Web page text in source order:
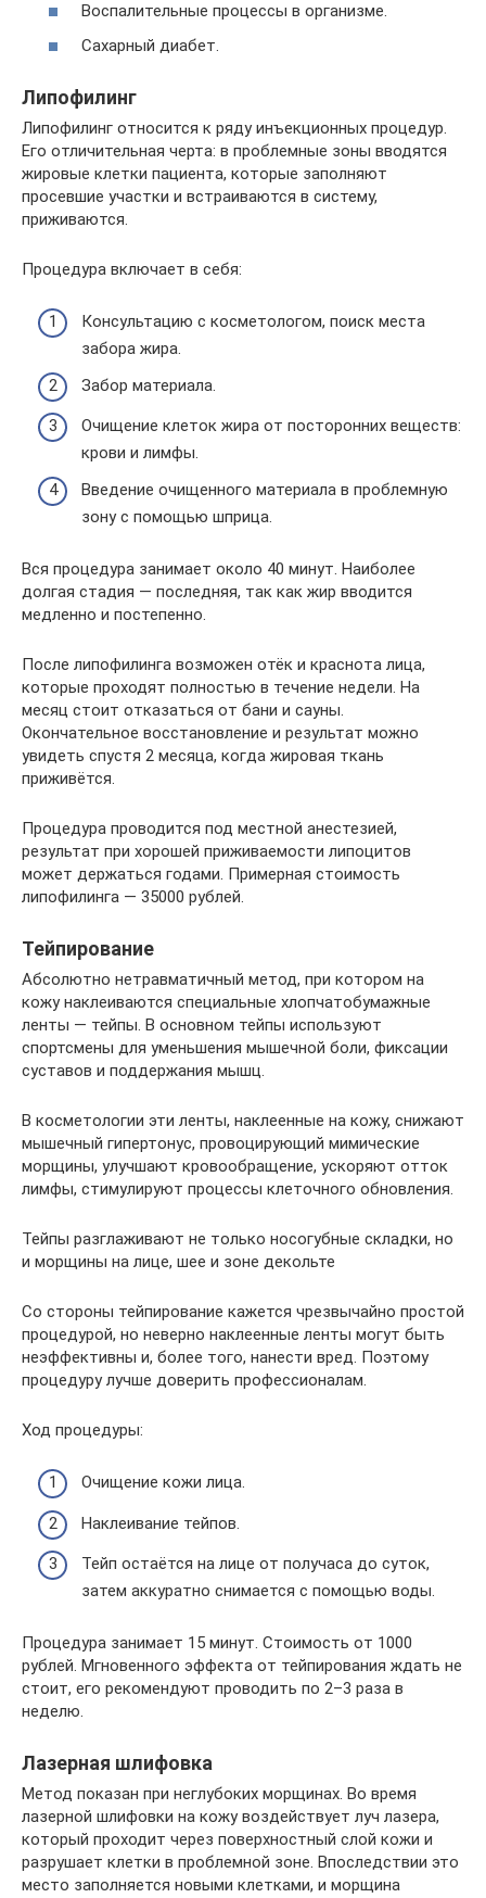
Воспалительные процессы в организме.
Сахарный диабет.
Липофилинг
Липофилинг относится к ряду инъекционных процедур.
Его отличительная черта: в проблемные зоны вводятся
жировые клетки пациента, которые заполняют
просевшие участки и встраиваются в систему,
приживаются.
Процедура включает в себя:
Консультацию с косметологом, поиск места
забора жира.
Забор материала.
Очищение клеток жира от посторонних веществ:
крови и лимфы.
Введение очищенного материала в проблемную
зону с помощью шприца.
Вся процедура занимает около 40 минут. Наиболее
долгая стадия — последняя, так как жир вводится
медленно и постепенно.
После липофилинга возможен отёк и краснота лица,
которые проходят полностью в течение недели. На
месяц стоит отказаться от бани и сауны.
Окончательное восстановление и результат можно
увидеть спустя 2 месяца, когда жировая ткань
приживётся.
Процедура проводится под местной анестезией,
результат при хорошей приживаемости липоцитов
может держаться годами. Примерная стоимость
липофилинга — 35000 рублей.
Тейпирование
Абсолютно нетравматичный метод, при котором на
кожу наклеиваются специальные хлопчатобумажные
ленты — тейпы. В основном тейпы используют
спортсмены для уменьшения мышечной боли, фиксации
суставов и поддержания мышц.
В косметологии эти ленты, наклеенные на кожу, снижают
мышечный гипертонус, провоцирующий мимические
морщины, улучшают кровообращение, ускоряют отток
лимфы, стимулируют процессы клеточного обновления.
Тейпы разглаживают не только носогубные складки, но
и морщины на лице, шее и зоне декольте
Со стороны тейпирование кажется чрезвычайно простой
процедурой, но неверно наклеенные ленты могут быть
неэффективны и, более того, нанести вред. Поэтому
процедуру лучше доверить профессионалам.
Ход процедуры:
Очищение кожи лица.
Наклеивание тейпов.
Тейп остаётся на лице от получаса до суток,
затем аккуратно снимается с помощью воды.
Процедура занимает 15 минут. Стоимость от 1000
рублей. Мгновенного эффекта от тейпирования ждать не
стоит, его рекомендуют проводить по 2–3 раза в
неделю.
Лазерная шлифовка
Метод показан при неглубоких морщинах. Во время
лазерной шлифовки на кожу воздействует луч лазера,
который проходит через поверхностный слой кожи и
разрушает клетки в проблемной зоне. Впоследствии это
место заполняется новыми клетками, и морщина